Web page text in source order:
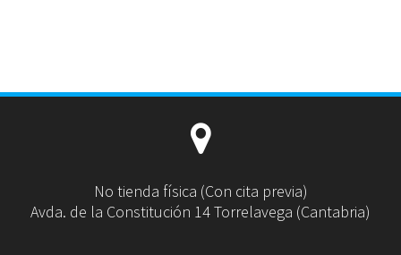
No tienda física (Con cita previa)
Avda. de la Constitución 14 Torrelavega (Cantabria)